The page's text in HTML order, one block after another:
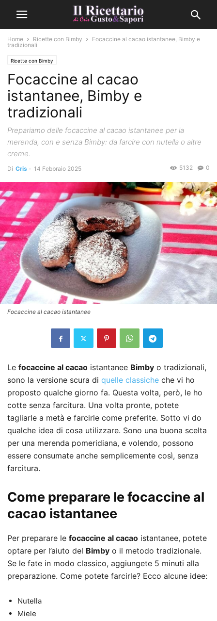
Home Ricette con Bimby
Focaccine al cacao istantanee, Bimby e
tradizionali
Ricette con Bimby
Focaccine al cacao
istantanee, Bimby e
tradizionali
Prepariamo delle focaccine al cacao istantanee per la
merenda, con e senza Bimby: da farcire con nutella o altre
creme.
Di Cris - 14 Febbraio 2025 0
5132
Focaccine al cacao istantanee
Le focaccine al cacao istantanee Bimby o tradizionali,
sono la versione scura di quelle classiche che vi ho
proposto qualche giorno fa. Questa volta, però, le ho
cotte senza farcitura. Una volta pronte, potete
tagliarle a metà e farcirle come preferite. Sotto vi do
qualche idea di cosa utilizzare. Sono una buona scelta
per una merenda pomeridiana, e volendo, possono
essere consumate anche semplicemente così, senza
farcitura.
Come preparare le focaccine al
cacao istantanee
Per preparare le focaccine al cacao istantanee, potete
optare per l’aiuto del Bimby o il metodo tradizionale.
Se le fate in modo classico, aggiungete 5 minuti alla
preparazione. Come potete farcirle? Ecco alcune idee:
Nutella
Miele